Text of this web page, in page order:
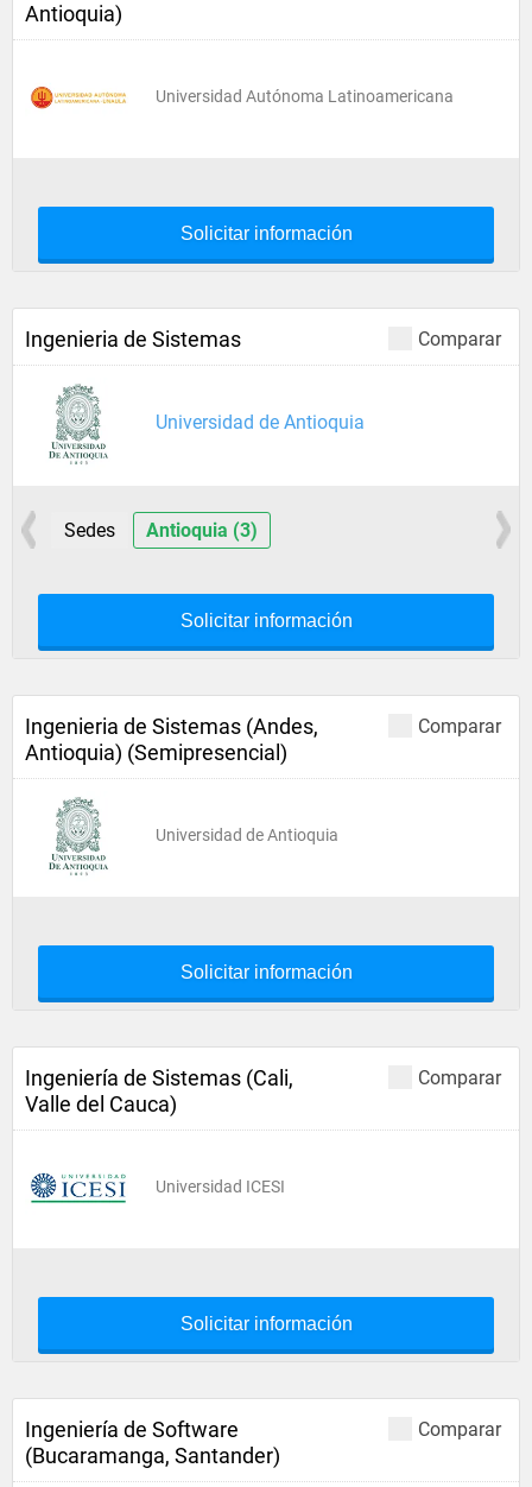
Antioquia)
Universidad Autónoma Latinoamericana
Solicitar información
Comparar
Ingenieria de Sistemas
Universidad de Antioquia
Sedes Antioquia (3)
Solicitar información
Comparar
Ingenieria de Sistemas (Andes,
Antioquia) (Semipresencial)
Universidad de Antioquia
Solicitar información
Comparar
Ingeniería de Sistemas (Cali,
Valle del Cauca)
Universidad ICESI
Solicitar información
Comparar
Ingeniería de Software
(Bucaramanga, Santander)